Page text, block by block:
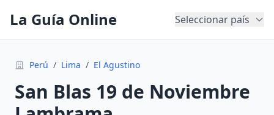
La Guía Online Seleccionar país
Perú / Lima / El Agustino
San Blas 19 de Noviembre